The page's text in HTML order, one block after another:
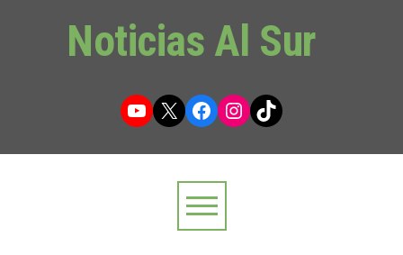
Noticias Al Sur
YouTube
X Facebook
Instagram
TikTok